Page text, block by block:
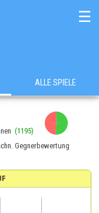
☰
ALLE SPIELE
(1195)
Gegnerbewertung